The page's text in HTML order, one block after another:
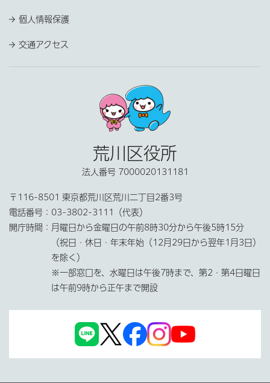
個人情報保護
交通アクセス
荒川区役所
法人番号 7000020131181
〒116-8501 東京都荒川区荒川二丁目2番3号
電話番号： 03-3802-3111（代表）
開庁時間： 月曜日から金曜日の午前8時30分から午後5時15分
（祝日・休日・年末年始（12月29日から翌年1月3日）
を除く）
※一部窓口を、水曜日は午後7時まで、第2・第4日曜日
は午前9時から正午まで開設